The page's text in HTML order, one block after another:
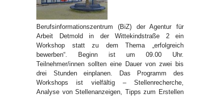
Berufsinformationszentrum (BiZ) der Agentur für
Arbeit Detmold in der Wittekindstraße 2 ein
Workshop statt zu dem Thema „erfolgreich
bewerben“. Beginn ist um 09.00 Uhr.
Teilnehmer/innen sollten eine Dauer von zwei bis
drei Stunden einplanen. Das Programm des
Workshops ist vielfältig – Stellenrecherche,
Analyse von Stellenanzeigen, Tipps zum Erstellen